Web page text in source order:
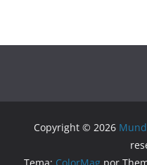
Copyright © 2026